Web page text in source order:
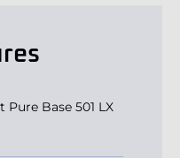
Pure Base 501 LX